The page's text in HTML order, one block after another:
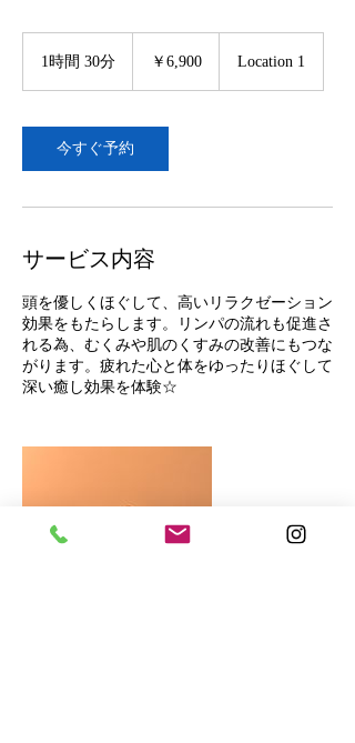
1時間 30分
0
分
￥6,900 Location 1
今すぐ予約
サービス内容
頭を優しくほぐして、高いリラクゼーション
効果をもたらします。リンパの流れも促進さ
れる為、むくみや肌のくすみの改善にもつな
がります。疲れた心と体をゆったりほぐして
深い癒し効果を体験☆